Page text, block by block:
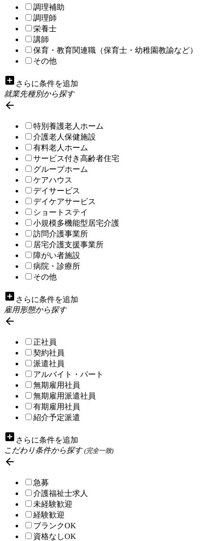
調理補助
調理師
栄養士
講師
保育・教育関連職（保育士・幼稚園教諭など）
その他
add_box さらに条件を追加
就業先種別から探す

特別養護老人ホーム
介護老人保健施設
有料老人ホーム
サービス付き高齢者住宅
グループホーム
ケアハウス
デイサービス
デイケアサービス
ショートステイ
小規模多機能型居宅介護
訪問介護事業所
居宅介護支援事業所
障がい者施設
病院・診療所
その他
add_box さらに条件を追加
雇用形態から探す

正社員
契約社員
派遣社員
アルバイト・パート
無期雇用社員
無期雇用派遣社員
有期雇用社員
紹介予定派遣
add_box さらに条件を追加
こだわり条件から探す(完全一致)

急募
介護福祉士求人
未経験歓迎
経験歓迎
ブランクOK
資格なしOK